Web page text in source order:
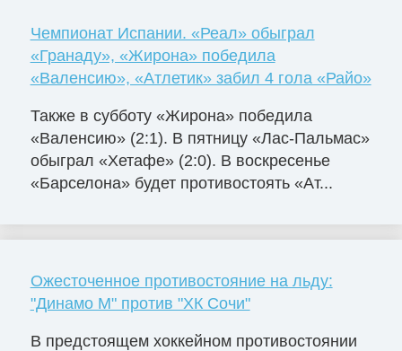
Чемпионат Испании. «Реал» обыграл
«Гранаду», «Жирона» победила
«Валенсию», «Атлетик» забил 4 гола «Райо»
Также в субботу «Жирона» победила
«Валенсию» (2:1). В пятницу «Лас-Пальмас»
обыграл «Хетафе» (2:0). В воскресенье
«Барселона» будет противостоять «Ат...
Ожесточенное противостояние на льду:
"Динамо М" против "ХК Сочи"
В предстоящем хоккейном противостоянии